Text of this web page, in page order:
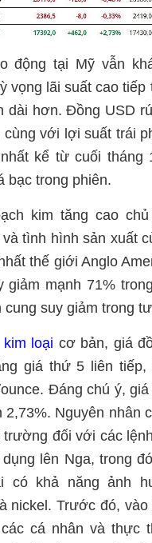
động tại Mỹ vẫn
vọng lãi suất cao
dài hơn. Đồng USD
cùng với lợi suất trái
kể từ cuối tháng
bạc trong phiên.
kim tăng cao
tình hình sản xuất
thế giới Anglo
giảm mạnh 71%
cung suy giảm trong
kim loại cơ bản, giá
giá thứ 5 liên tiếp,
Đáng chú ý,
2,73%. Nguyên nhân
trường đối với các
lên Nga, trong
có khả năng ảnh
nickel. Trước đó,
cá nhân và thực